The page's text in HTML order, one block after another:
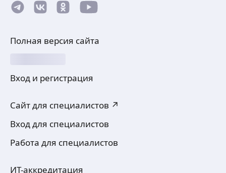
Полная версия сайта
Вход и регистрация
Сайт для специалистов ↗
Вход для специалистов
Работа для специалистов
ИТ-аккредитация